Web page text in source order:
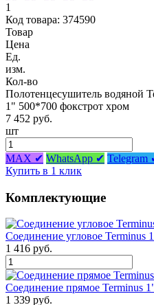
1
Код товара: 374590
Товар
Цена
Ед.
изм.
Кол-во
Полотенцесушитель водяной
1" 500*700 фокстрот хром
7 452 руб.
шт
MAX ✔ WhatsApp ✔ Telegram
Купить в 1 клик
Комплектующие
Соединение угловое Terminus
1 416 руб.
Соединение прямое Terminus
1 339 руб.